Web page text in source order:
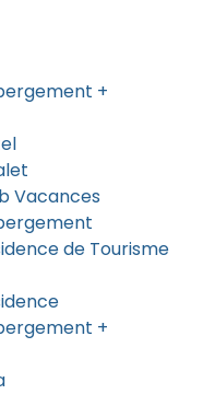
+
Vacances
de Tourisme
+